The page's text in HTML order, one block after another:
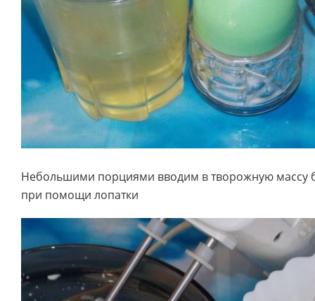
Небольшими порциями вводим в творожную массу
при помощи лопатки